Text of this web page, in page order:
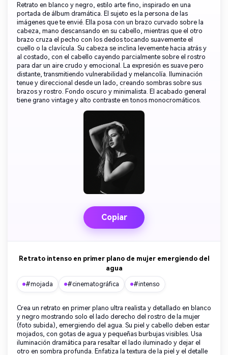
Retrato en blanco y negro, estilo arte fino, inspirado en una
portada de álbum dramática. El sujeto es la persona de las
imágenes que te envié. Ella posa con un brazo curvado sobre la
cabeza, mano descansando en su cabello, mientras que el otro
brazo cruza el pecho con los dedos tocando suavemente el
cuello o la clavícula. Su cabeza se inclina levemente hacia atrás y
al costado, con el cabello cayendo parcialmente sobre el rostro
para dar un aire crudo y emocional. La expresión es suave pero
distante, transmitiendo vulnerabilidad y melancolía. Iluminación
tenue y direccional desde un lado, creando sombras sobre sus
brazos y rostro. Fondo oscuro y minimalista. El acabado general
tiene grano vintage y alto contraste en tonos monocromáticos.
Copiar
Retrato intenso en primer plano de mujer emergiendo del
agua
#mojada #cinematográfica #intenso
Crea un retrato en primer plano ultra realista y detallado en blanco
y negro mostrando solo el lado derecho del rostro de la mujer
(foto subida), emergiendo del agua. Su piel y cabello deben estar
mojados, con gotas de agua y pequeñas burbujas visibles. Usa
iluminación dramática para resaltar el lado iluminado y dejar el
otro en sombra profunda. Enfatiza la textura de la piel y el detalle